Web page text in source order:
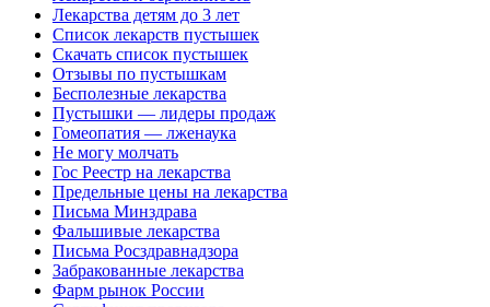
Лекарства детям до 3 лет
Список лекарств пустышек
Скачать список пустышек
Отзывы по пустышкам
Бесполезные лекарства
Пустышки — лидеры продаж
Гомеопатия — лженаука
Не могу молчать
Гос Реестр на лекарства
Предельные цены на лекарства
Письма Минздрава
Фальшивые лекарства
Письма Росздравнадзора
Забракованные лекарства
Фарм рынок России